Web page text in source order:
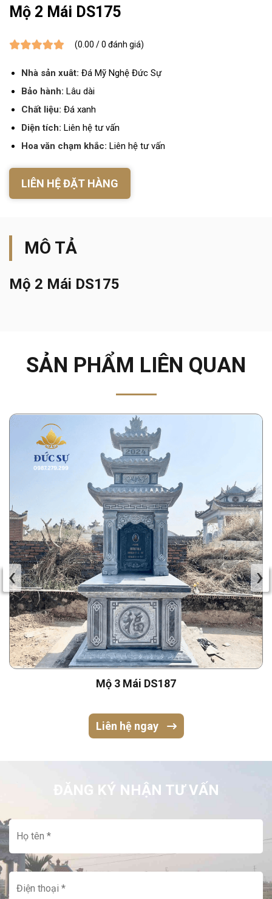
Mộ 2 Mái DS175
(0.00 / 0 đánh giá)
Nhà sản xuât: Đá Mỹ Nghệ Đức Sự
Bảo hành: Lâu dài
Chất liệu: Đá xanh
Diện tích: Liên hệ tư vấn
Hoa văn chạm khắc: Liên hệ tư vấn
LIÊN HỆ ĐẶT HÀNG
MÔ TẢ
Mộ 2 Mái DS175
SẢN PHẨM LIÊN QUAN
Mộ 3 Mái DS187
Liên hệ ngay
‹ ›
ĐĂNG KÝ NHẬN TƯ VẤN